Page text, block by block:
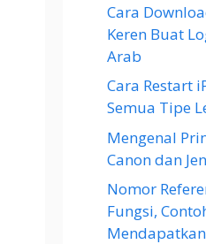
Cara
Keren Buat
Arab
Cara Restart
Semua Tipe
Mengenal
Canon dan
Nomor
Fungsi,